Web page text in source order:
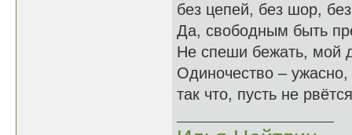
без цепей, без шор, без
Да, свободным быть
Не спеши бежать, мой
Одиночество – ужасно,
так что, пусть не